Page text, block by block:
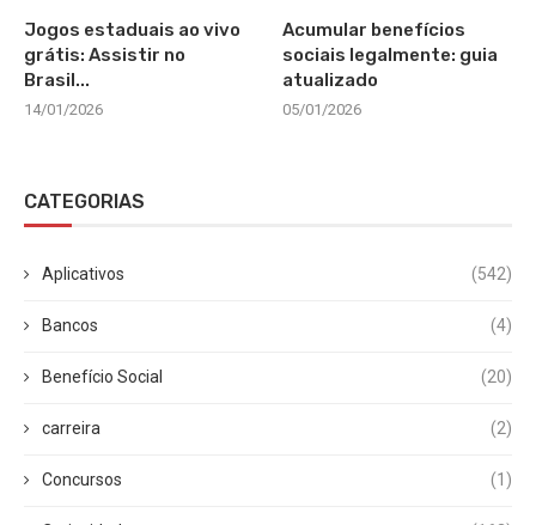
Jogos estaduais ao vivo
grátis: Assistir no
Brasil...
14/01/2026
Acumular benefícios
sociais legalmente: guia
atualizado
05/01/2026
CATEGORIAS
Aplicativos (542)
Bancos (4)
Benefício Social (20)
carreira (2)
Concursos (1)